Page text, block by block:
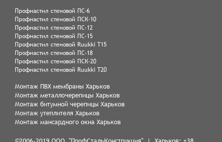
Профнастил стеновой ПС-6
Профнастил стеновой ПСК-10
Профнастил стеновой ПС-12
Профнастил стеновой ПС-15
Профнастил стеновой Ruukki Т15
Профнастил стеновой ПС-18
Профнастил стеновой ПСК-20
Профнастил стеновой Ruukki Т20
Монтаж ПВХ мембраны Харьков
Монтаж металлочерепицы Харьков
Монтаж битумной черепицы Харьков
Монтаж утеплителя Харьков
Монтаж мансардного окна Харьков